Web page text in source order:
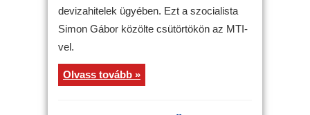
devizahitelek ügyében. Ezt a szocialista
Simon Gábor közölte csütörtökön az MTI-
vel.
Olvass tovább »